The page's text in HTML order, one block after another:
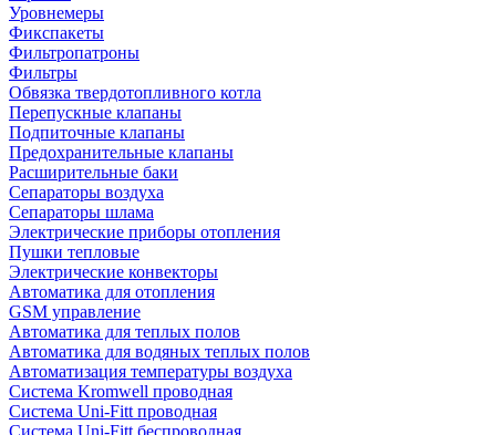
Уровнемеры
Фикспакеты
Фильтропатроны
Фильтры
Обвязка твердотопливного котла
Перепускные клапаны
Подпиточные клапаны
Предохранительные клапаны
Расширительные баки
Сепараторы воздуха
Сепараторы шлама
Электрические приборы отопления
Пушки тепловые
Электрические конвекторы
Автоматика для отопления
GSM управление
Автоматика для теплых полов
Автоматика для водяных теплых полов
Автоматизация температуры воздуха
Система Kromwell проводная
Система Uni-Fitt проводная
Система Uni-Fitt беспроводная